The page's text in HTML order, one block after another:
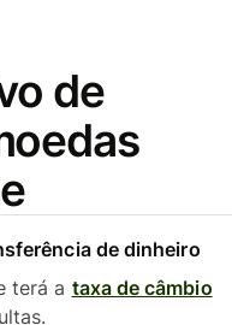
de
de dinheiro
terá a taxa de câmbio